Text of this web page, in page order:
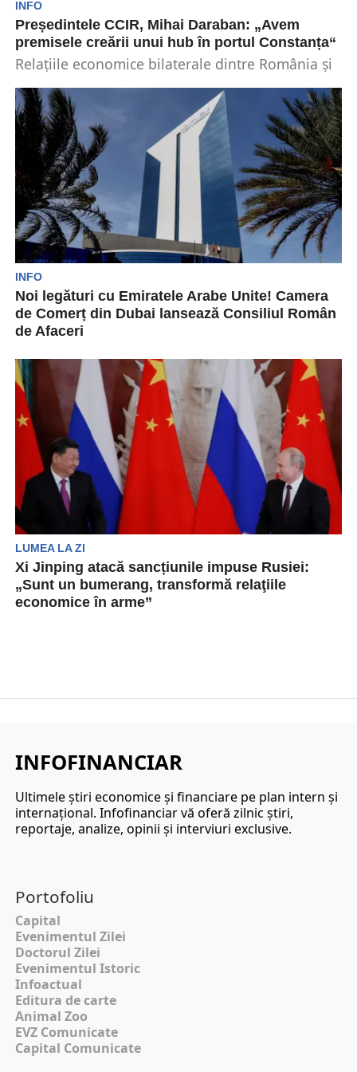
INFO
Președintele CCIR, Mihai Daraban: „Avem
premisele creării unui hub în portul Constanța“
Relațiile economice bilaterale dintre România și
schimburilor comerciale dintre...
INFO
Noi legături cu Emiratele Arabe Unite! Camera
de Comerț din Dubai lansează Consiliul Român
de Afaceri
dintre cele trei camere care funcționează în
cadrul...
LUMEA LA ZI
Xi Jinping atacă sancțiunile impuse Rusiei:
„Sunt un bumerang, transformă relaţiile
economice în arme”
INFOFINANCIAR
Ultimele ştiri economice şi financiare pe plan intern şi
internaţional. Infofinanciar vă oferă zilnic ştiri,
reportaje, analize, opinii şi interviuri exclusive.
Portofoliu
Capital
Evenimentul Zilei
Doctorul Zilei
Evenimentul Istoric
Infoactual
Editura de carte
Animal Zoo
EVZ Comunicate
Capital Comunicate